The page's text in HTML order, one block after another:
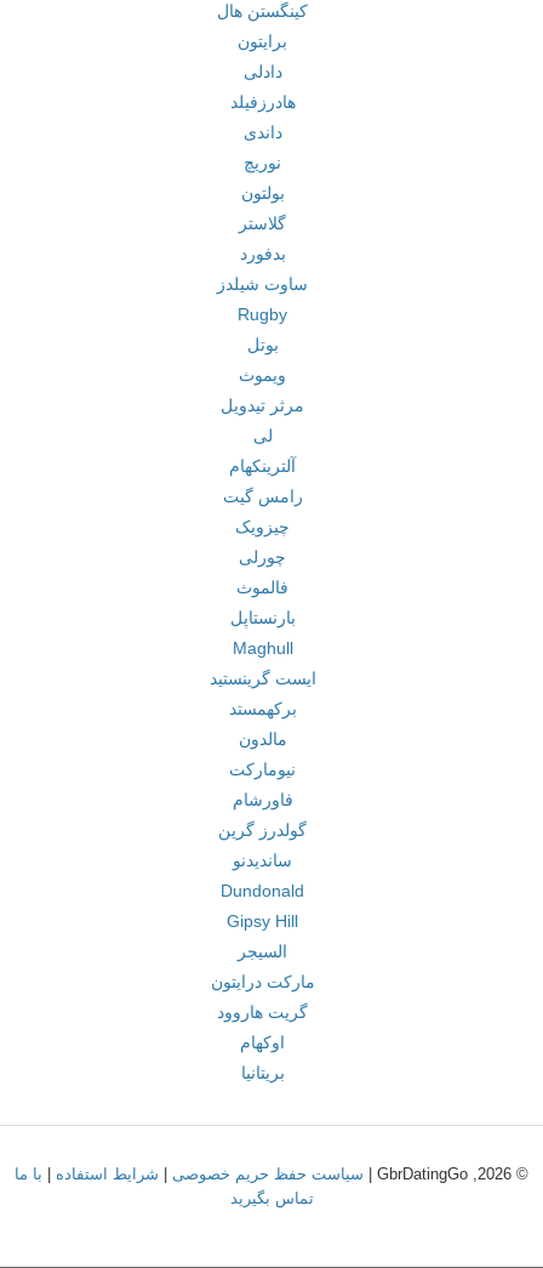
کینگستن هال
برایتون
دادلی
هادرزفیلد
داندی
نوریچ
بولتون
گلاستر
بدفورد
ساوت شیلدز
Rugby
بوتل
ویموث
مرثر تیدویل
لی
آلترینکهام
رامس گیت
چیزویک
چورلی
فالموث
بارنستاپل
Maghull
ایست گرینستید
برکهمستد
مالدون
نیومارکت
فاورشام
گولدرز گرین
ساندیدنو
Dundonald
Gipsy Hill
السیجر
مارکت درایتون
گریت هاروود
اوکهام
بریتانیا
© 2026, GbrDatingGo | سیاست حفظ حریم خصوصی شرایط استفاده
با ما
تماس بگیرید